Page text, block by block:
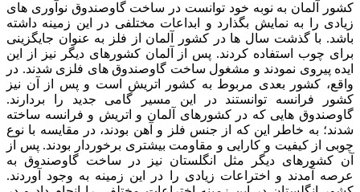
کشور آلمان به نوبه خود توانست در ساخت گاوصندوق نوآوری ‌های
زیادی را به نمایش بگذارد و ابداعات مختلفی در این زمینه داشته
باشد. با گذشت سال‌ ها در کشور آلمان از فلز به عنوان جایگزینی
برای چوب استفاده کردند. پس از آلمان کشورهای دیگر نیز از این
ایده پیروی نمودند و مشغول ساخت گاوصندوق ‌های فلزی شدند. در
واقع، کشور بعدی مربوط به کشور اتریش است و پس از آن نیز
کشور فرانسه توانستند در این مسیر گامی جدید را بردارند.
گاوصندوق ‌هایی که در کشورهای آلمان و اتریش و فرانسه ساخته
شدند؛ به خاطر این که از جنس فلز و آهن بودند، در مقایسه با نوع
چوبی از کیفیت و کارایی و مقاومت بیشتری برخوردار بودند. پس از
آن کشورهای دیگر مثل انگلستان نیز در ساخت گاوصندوق به
عرصه آمدند و اختراعات زیادی را در این زمینه به وجود آوردند.